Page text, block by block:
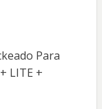
Para
LITE +